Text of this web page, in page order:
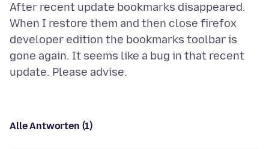
After recent update bookmarks disappeared.
When I restore them and then close firefox
developer edition the bookmarks toolbar is
gone again. It seems like a bug in that recent
Alle Antworten (1)